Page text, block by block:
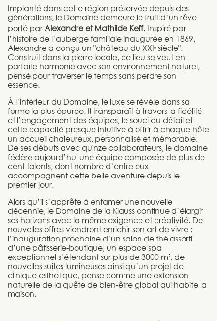
Implanté dans cette région préservée depuis des
générations, le Domaine demeure le fruit d’un rêve
porté parAlexandre et Mathilde Keff. Inspiré par
l’histoire de l’auberge familiale inaugurée en 1869,
Alexandre a conçu un "château du XXIᵉ siècle".
Construit dans la pierre locale, ce lieu se veut en
parfaite harmonie avec son environnement naturel,
pensé pour traverser le temps sans perdre son
essence.
À l’intérieur du Domaine, le luxe se révèle dans sa
forme la plus épurée. Il transparaît à travers la fidélité
et l’engagement des équipes, le souci du détail et
cette capacité presque intuitive à offrir à chaque hôte
un accueil chaleureux, personnalisé et mémorable.
De ses débuts avec quinze collaborateurs, le domaine
fédère aujourd’hui une équipe composée de plus de
cent talents, dont nombre d’entre eux
accompagnent cette belle aventure depuis le
premier jour.
Alors qu’il s’apprête à entamer une nouvelle
décennie, le Domaine de la Klauss continue d’élargir
ses horizons avec la même exigence et créativité. De
nouvelles offres viendront enrichir son art de vivre :
l’inauguration prochaine d’un salon de thé assorti
d’une pâtisserie-boutique, un espace spa
exceptionnel s’étendant sur plus de 3000 m², de
nouvelles suites lumineuses ainsi qu’un projet de
clinique esthétique, pensé comme une extension
naturelle de la quête de bien-être global qui habite la
maison.